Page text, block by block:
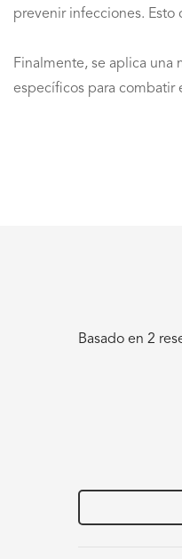
prevenir infecciones. Esto
Finalmente, se aplica una
específicos para combatir
Basado en 2